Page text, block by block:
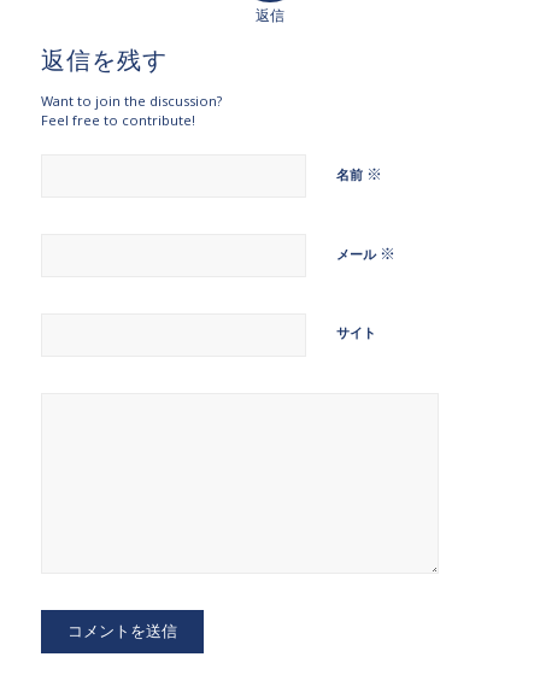
返信
返信を残す
Want to join the discussion?
Feel free to contribute!
名前 ※
メール ※
サイト